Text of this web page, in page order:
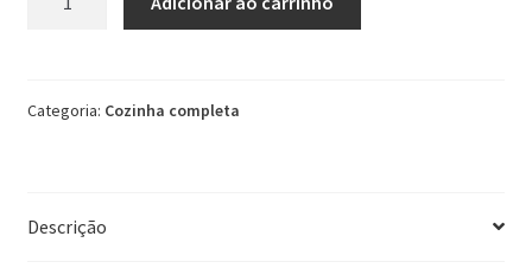
Kilo
Encomenda
Categoria: Cozinha completa
Descrição